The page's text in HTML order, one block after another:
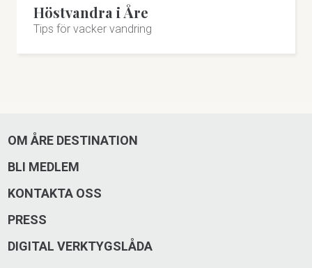
Höstvandra i Åre
Tips för vacker vandring
OM ÅRE DESTINATION
BLI MEDLEM
KONTAKTA OSS
PRESS
DIGITAL VERKTYGSLÅDA